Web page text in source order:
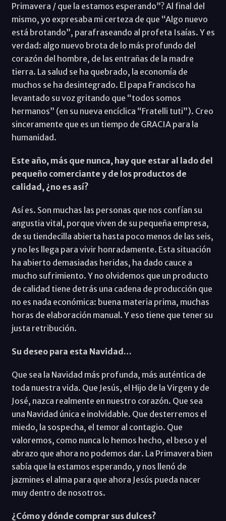
Primavera / que la estamos esperando”? Al final del
mismo, yo expresaba mi certeza de que “Algo nuevo
está brotando”, parafraseando al profeta Isaías. Y es
verdad: algo nuevo brota de lo más profundo del
corazón del hombre, de las entrañas de la madre
tierra. La salud se ha quebrado, la economía de
muchos se ha desintegrado. El papa Francisco ha
levantado su voz gritando que “todos somos
hermanos” (en su nueva encíclica “Fratelli tuti”). Creo
sinceramente que es un tiempo de GRACIA para la
humanidad.
Este año, más que nunca, hay que estar al lado del
pequeño comerciante y de los productos de
calidad, ¿no es así?
Así es. Son muchas las personas que nos confían su
angustia vital, porque viven de su pequeña empresa,
de su tiendecilla abierta hasta poco menos de las seis,
y no les llega para vivir honradamente. Esta situación
ha abierto demasiadas heridas, ha dado cauce a
mucho sufrimiento. Y no olvidemos que un producto
de calidad tiene detrás una cadena de producción que
no es nada económica: buena materia prima, muchas
horas de elaboración manual. Y eso tiene que tener su
justa retribución.
Su deseo para esta Navidad…
Que sea la Navidad más profunda, más auténtica de
toda nuestra vida. Que Jesús, el Hijo de la Virgen y de
José, nazca realmente en nuestro corazón. Que sea
una Navidad única e inolvidable. Que desterremos el
miedo, la sospecha, el temor al contagio. Que
valoremos, como nunca lo hemos hecho, el beso y el
abrazo que ahora no podemos dar. La Primavera bien
sabía que la estamos esperando, y nos llenó de
jazmines el alma para que ahora Jesús pueda nacer
muy dentro de nosotros.
¿Cómo y dónde comprar sus dulces?